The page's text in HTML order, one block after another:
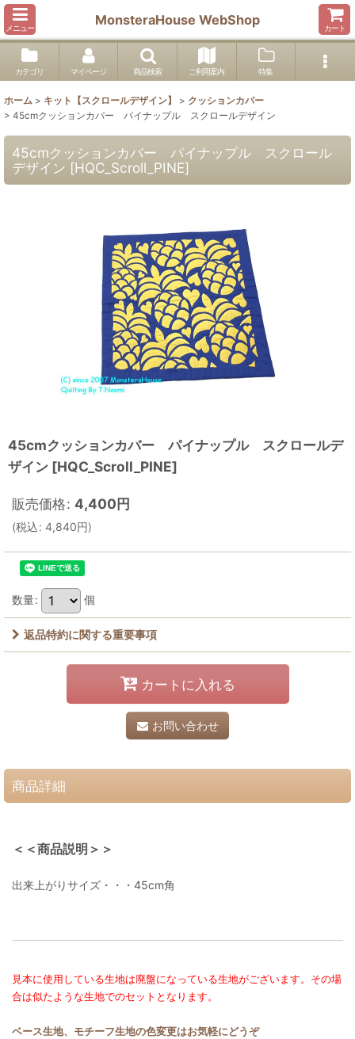
メニュー
MonsteraHouse WebShop
カート
カテゴリ マイページ 商品検索 ご利用案内 特集
ホーム > キット【スクロールデザイン】 > クッションカバー
> 45cmクッションカバー パイナップル スクロールデザイン
45cmクッションカバー パイナップル スクロール
デザイン [HQC_Scroll_PINE]
45cmクッションカバー パイナップル スクロールデ
ザイン [HQC_Scroll_PINE]
販売価格: 4,400円
(税込: 4,840円)
数量: 個
返品特約に関する重要事項
カートに入れる
お問い合わせ
商品詳細
＜＜商品説明＞＞
出来上がりサイズ・・・45cm角
見本に使用している生地は廃盤になっている生地がございます。その場
合は似たような生地でのセットとなります。
ベース生地、モチーフ生地の色変更はお気軽にどうぞ